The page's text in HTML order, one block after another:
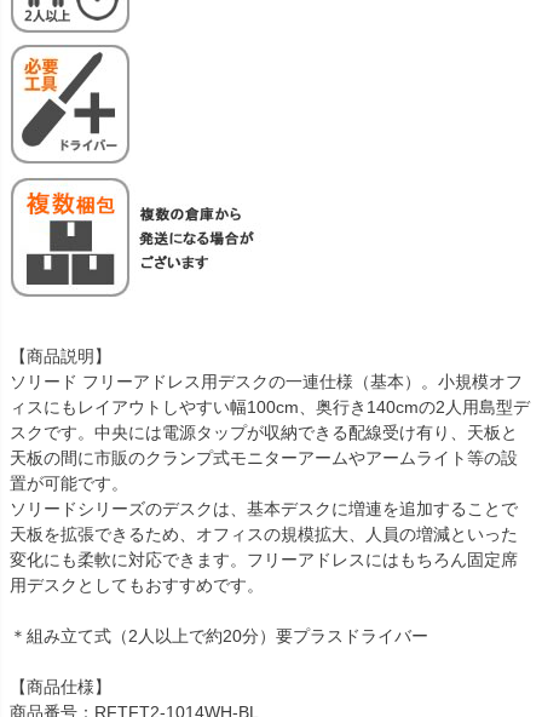
【商品説明】
ソリード フリーアドレス用デスクの一連仕様（基本）。小規模オフ
ィスにもレイアウトしやすい幅100cm、奥行き140cmの2人用島型デ
スクです。中央には電源タップが収納できる配線受け有り、天板と
天板の間に市販のクランプ式モニターアームやアームライト等の設
置が可能です。
ソリードシリーズのデスクは、基本デスクに増連を追加することで
天板を拡張できるため、オフィスの規模拡大、人員の増減といった
変化にも柔軟に対応できます。フリーアドレスにはもちろん固定席
用デスクとしてもおすすめです。
＊組み立て式（2人以上で約20分）要プラスドライバー
【商品仕様】
商品番号：RFTFT2-1014WH-BL